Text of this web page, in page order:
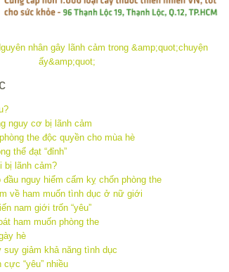
nguy cơ bị lãnh cảm
the độc quyền cho mùa hè
thể đạt “đỉnh”
bị lãnh cảm?
đầu nguy hiểm cấm kỵ chốn phòng the
về ham muốn tình dục ở nữ giới
nam giới trốn “yêu”
ham muốn phòng the
hè
suy giảm khả năng tình dục
“yêu” nhiều